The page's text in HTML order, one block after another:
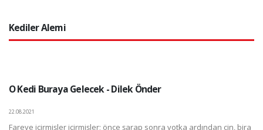
Kediler Alemi
O Kedi Buraya Gelecek - Dilek Önder
22.08.2021
Fareye içirmişler içirmişler; önce şarap sonra votka ardından cin, bira